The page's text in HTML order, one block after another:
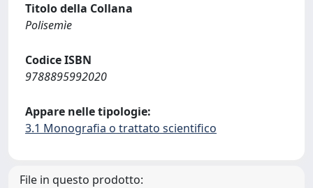
Titolo della Collana
Polisemìe
Codice ISBN
9788895992020
Appare nelle tipologie:
3.1 Monografia o trattato scientifico
File in questo prodotto: